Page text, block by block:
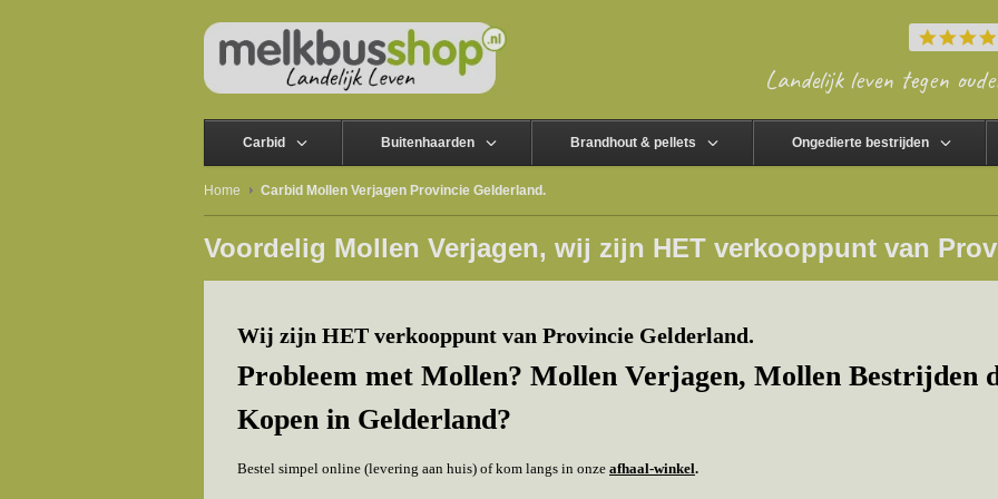
Landelijk leven tegen
Carbid Buitenhaarden Brandhout & pellets Ongedierte bestrijden
Home Carbid Mollen Verjagen Provincie Gelderland.
Voordelig Mollen Verjagen, wij zijn HET verkooppunt van
Wij zijn HET verkooppunt van Provincie Gelderland.
Probleem met Mollen? Mollen Verjagen, Mollen Bestrijden
Kopen in Gelderland?
Bestel simpel online (levering aan huis) of kom langs in onze afhaal-winkel.